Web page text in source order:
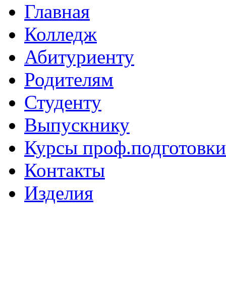
Главная
Колледж
Абитуриенту
Родителям
Студенту
Выпускнику
Курсы проф.подготовки
Контакты
Изделия